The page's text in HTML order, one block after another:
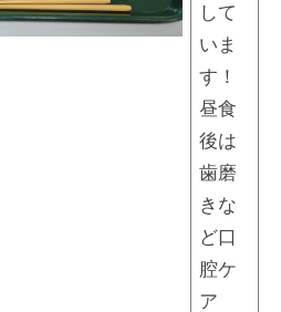
して
いま
す！
昼食
後は
歯磨
きな
ど口
腔ケ
ア